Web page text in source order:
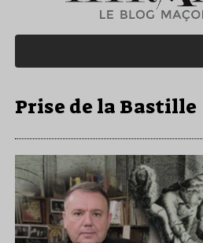
Prise de la Bastille